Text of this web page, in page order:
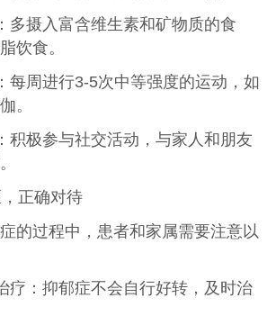
多摄入富含维生素和矿物质的食
饮食。
每周进行3-5次中等强度的运动，如
。
积极参与社交活动，与家人和朋友
正确对待
的过程中，患者和家属需要注意以
疗：抑郁症不会自行好转，及时治